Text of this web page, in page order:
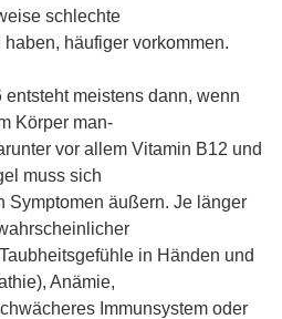
schlechte
häufiger vorkommen.
meistens dann, wenn
Körper man-
vor allem Vitamin B12 und
muss sich
Symptomen äußern. Je länger
in Händen und
Anämie,
Immunsystem oder